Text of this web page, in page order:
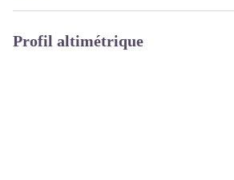
Profil altimétrique